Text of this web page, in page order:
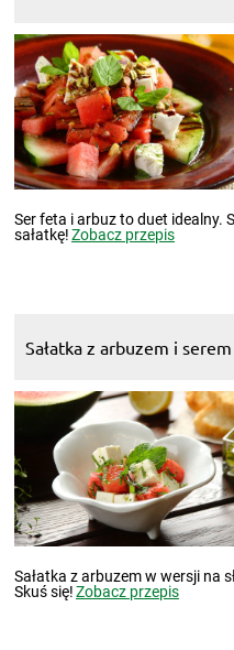
Ser feta i arbuz to duet idealny.
sałatkę!Zobacz przepis
Sałatka z arbuzem i
Sałatka z arbuzem w wersji na
Skuś się!Zobacz przepis